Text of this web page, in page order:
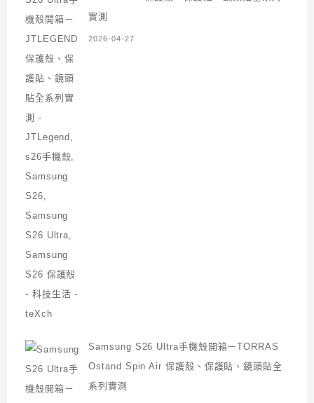
實測
2026-04-27
Samsung S26 Ultra手機殼開箱－TORRAS
Ostand Spin Air 保護殼、保護貼、鏡頭貼全
系列實測